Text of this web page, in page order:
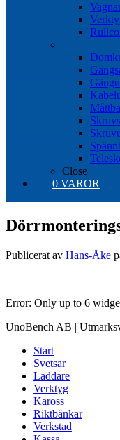
Close
0 VAROR
Publicerat av Hans-Åke
Error: Only up to 6
UnoBench AB |
Start
Svetsar
Laddare
Verktyg
Kaross
Riktbänkar
Verkstad